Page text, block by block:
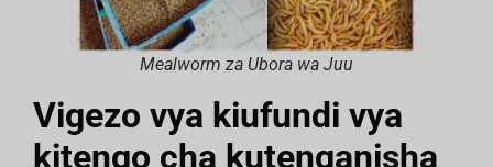
Mealworm za Ubora wa Juu
Vigezo vya kiufundi vya
kitengo cha kutenganisha